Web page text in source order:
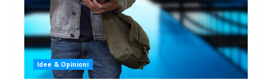
Idee & Opinioni